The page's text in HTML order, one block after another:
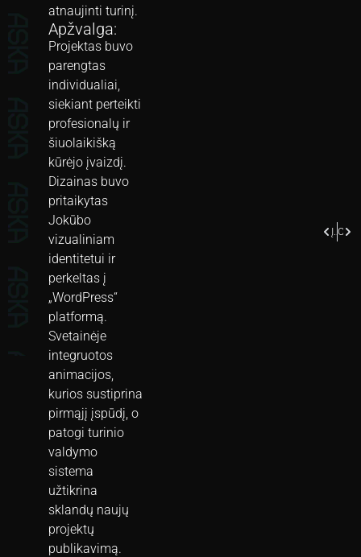
atnaujinti turinį.
Apžvalga:
Projektas buvo
parengtas
individualiai,
siekiant perteikti
profesionalų ir
šiuolaikišką
kūrėjo įvaizdį.
Dizainas buvo
pritaikytas
Jokūbo
vizualiniam
identitetui ir
perkeltas į
„WordPress“
platformą.
Svetainėje
integruotos
animacijos,
kurios sustiprina
pirmąjį įspūdį, o
patogi turinio
valdymo
sistema
užtikrina
sklandų naujų
projektų
publikavimą.
Įkvėpti Gamtos City Shift HUB